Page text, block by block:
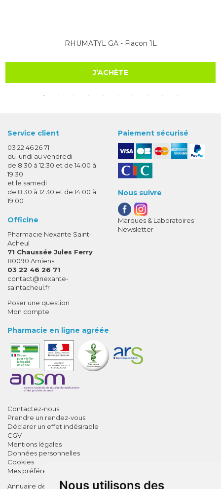
Nous utilisons des
RHUMATYL GA - Flacon 1L
J’ACHÈTE
Service client
03 22 46 26 71
du lundi au vendredi
de 8:30 à 12:30 et de 14:00 à
19:30
et le samedi
de 8:30 à 12:30 et de 14:00 à
19:00
Officine
Pharmacie Nexante Saint-
Acheul
71 Chaussée Jules Ferry
80090 Amiens
03 22 46 26 71
contact-
@-
nexante-
saintacheul.fr
Poser une question
Mon compte
Paiement sécurisé
Nous suivre
Marques & Laboratoires
Newsletter
Pharmacie en ligne agréée
Contactez-nous
Prendre un rendez-vous
Déclarer un effet indésirable
CGV
Mentions légales
Données personnelles
Cookies
Mes préférences Cookies
Annuaire des pharmacies